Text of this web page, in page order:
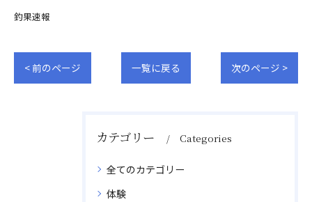
釣果速報
< 前のページ 一覧に戻る 次のページ >
カテゴリー Categories
全てのカテゴリー
体験